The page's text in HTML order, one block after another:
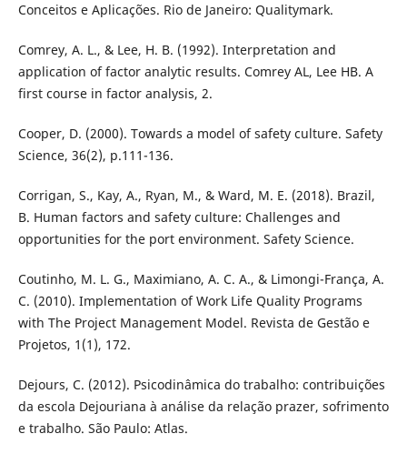
Conceitos e Aplicações. Rio de Janeiro: Qualitymark.
Comrey, A. L., & Lee, H. B. (1992). Interpretation and
application of factor analytic results. Comrey AL, Lee HB. A
first course in factor analysis, 2.
Cooper, D. (2000). Towards a model of safety culture. Safety
Science, 36(2), p.111-136.
Corrigan, S., Kay, A., Ryan, M., & Ward, M. E. (2018). Brazil,
B. Human factors and safety culture: Challenges and
opportunities for the port environment. Safety Science.
Coutinho, M. L. G., Maximiano, A. C. A., & Limongi-França, A.
C. (2010). Implementation of Work Life Quality Programs
with The Project Management Model. Revista de Gestão e
Projetos, 1(1), 172.
Dejours, C. (2012). Psicodinâmica do trabalho: contribuições
da escola Dejouriana à análise da relação prazer, sofrimento
e trabalho. São Paulo: Atlas.